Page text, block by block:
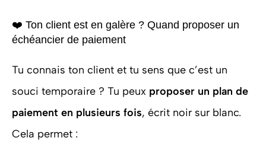
❤️ Ton client est en galère ? Quand proposer un
échéancier de paiement
Tu connais ton client et tu sens que c’est un
souci temporaire ? Tu peux proposer un plan de
paiement en plusieurs fois, écrit noir sur blanc.
Cela permet :